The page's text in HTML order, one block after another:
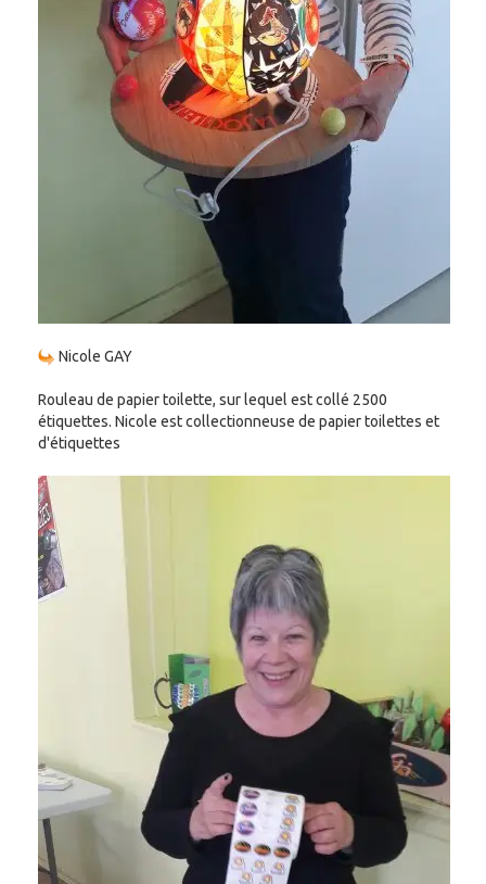
Nicole GAY
Rouleau de papier toilette, sur lequel est collé 2500
étiquettes. Nicole est collectionneuse de papier toilettes et
d'étiquettes